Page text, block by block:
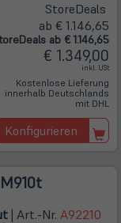
StoreDeals
ab € 1.146,65
Deals ab € 1.146,65
€ 1.349,00
inkl. USt
Kostenlose Lieferung
innerhalb Deutschlands
mit DHL
Konfigurieren
| Art.-Nr. A92210